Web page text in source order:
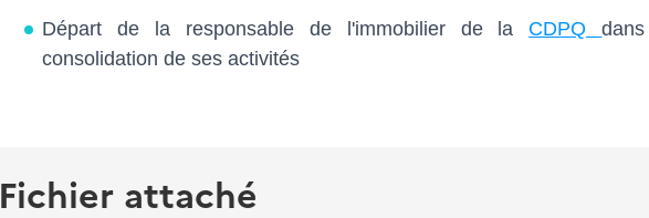
Départ de la responsable de l'immobilier de la CDPQ
consolidation de ses activités
Fichier attaché